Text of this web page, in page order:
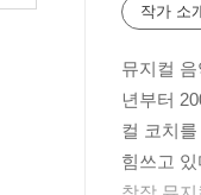
작가 소
뮤지컬
년부터
컬 코치
힘쓰고